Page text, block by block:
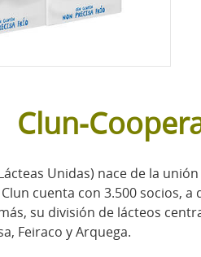
Clun-
Unidas) nace de la
cuenta con 3.500 socios,
su división de lácteos
Feiraco y Arquega.